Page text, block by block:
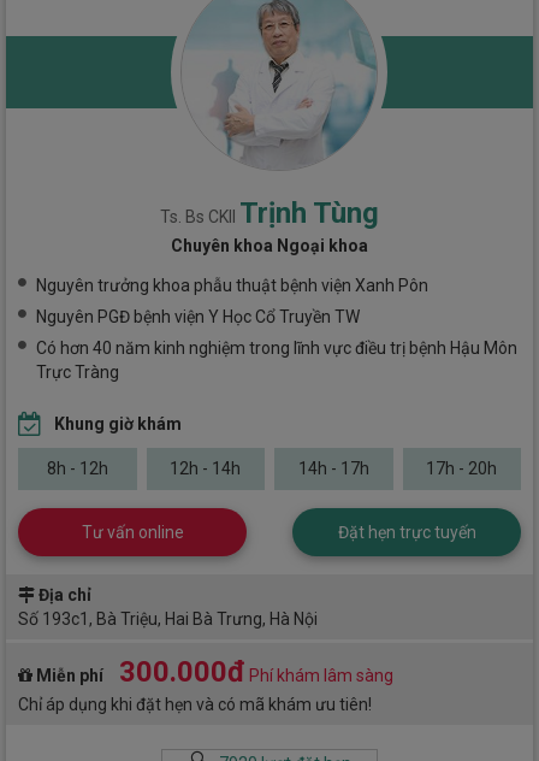
Ts. Bs CKII Trịnh Tùng
Chuyên khoa Ngoại khoa
Nguyên trưởng khoa phẫu thuật bệnh viện Xanh Pôn
Nguyên PGĐ bệnh viện Y Học Cổ Truyền TW
Có hơn 40 năm kinh nghiệm trong lĩnh vực điều trị bệnh Hậu Môn
Trực Tràng
Khung giờ khám
8h - 12h 12h - 14h 14h - 17h 17h - 20h
Tư vấn online Đặt hẹn trực tuyến
Địa chỉ
Số 193c1, Bà Triệu, Hai Bà Trưng, Hà Nội
Miễn phí 300.000đ Phí khám lâm sàng
Chỉ áp dụng khi đặt hẹn và có mã khám ưu tiên!